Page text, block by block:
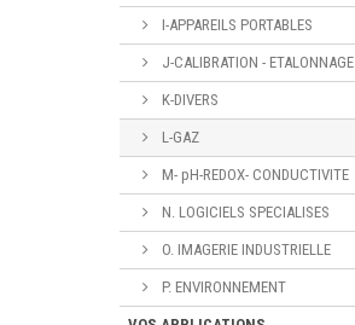
I-APPAREILS PORTABLES
J-CALIBRATION - ETALONNAGE
K-DIVERS
L-GAZ
M- pH-REDOX- CONDUCTIVITE
N. LOGICIELS SPECIALISES
O. IMAGERIE INDUSTRIELLE
P. ENVIRONNEMENT